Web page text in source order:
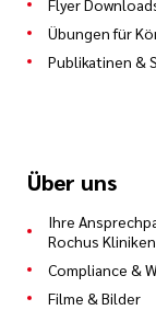
Flyer
Übungen für
Publikatinen &
Über uns
Ihre
Rochus Kliniken
Compliance &
Filme & Bilder